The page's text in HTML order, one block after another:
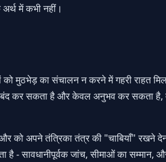
में कभी नहीं।
मुठभेड़ का संचालन न करने में गहरी राहत
बंद कर सकता है और केवल अनुभव कर सकता
को अपने तंत्रिका तंत्र की "चाबियाँ" रखने
- सावधानीपूर्वक जांच, सीमाओं का सम्मान,